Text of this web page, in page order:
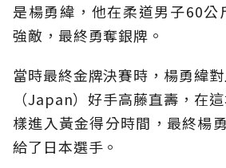
是楊勇緯，他在柔道男子60公
強敵，最終勇奪銀牌。
當時最終金牌決賽時，楊勇緯
（Japan）好手高藤直壽，在
樣進入黃金得分時間，最終楊
給了日本選手。